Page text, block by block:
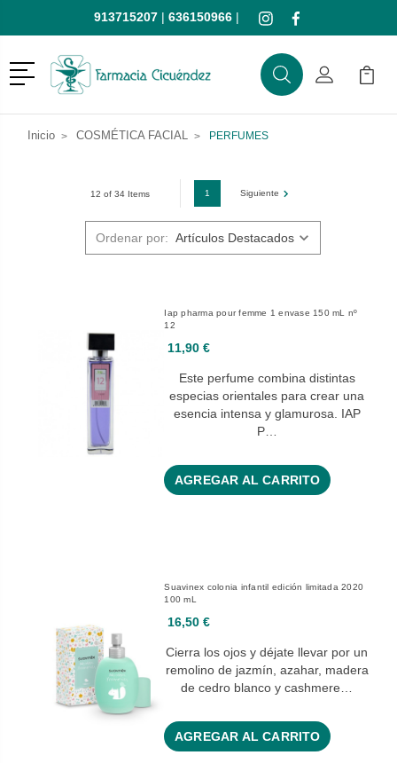
913715207 | 636150966 |
Menú
BuscarMi Cuenta
Mi
Inicio COSMÉTICA FACIAL PERFUMES
12 of 34 Items 1 Siguiente
Ordenar por:
Iap pharma pour femme 1 envase 150 mL nº
12
11,90 €
Este perfume combina distintas
especias orientales para crear una
esencia intensa y glamurosa. IAP
P…
AGREGAR AL CARRITO
Suavinex colonia infantil edición limitada 2020
100 mL
16,50 €
Cierra los ojos y déjate llevar por un
remolino de jazmín, azahar, madera
de cedro blanco y cashmere…
AGREGAR AL CARRITO